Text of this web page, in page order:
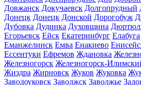
Довжанск Докучаевск Долгопрудный
Донецк Донецк Донской Дорогобуж
Дубовка Дудинка Духовщина
Егорьевск Ейск Екатеринбург Елабуга
Еманжелинск Емва Енакиево
Ессентуки Ефремов Ждановка
Железногорск Железногорск-
Жиздра Жирновск Жуков Жуковка
Заводоуковск Заволжск Заволжье